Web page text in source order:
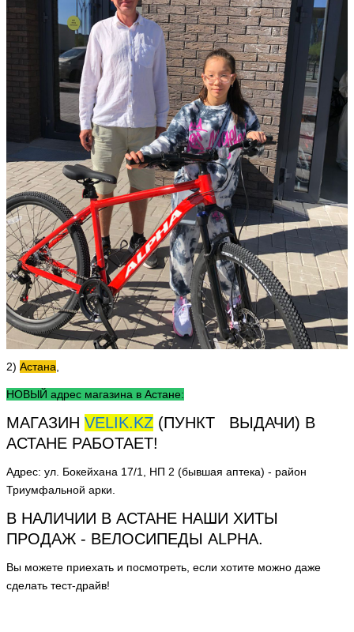
2) Астана
НОВЫЙ адрес магазина в Астане:
МАГАЗИН VELIK.KZ (ПУНКТ ВЫДАЧИ) В
АСТАНЕ РАБОТАЕТ!
Адрес: ул. Бокейхана 17/1, НП 2 (бывшая аптека) - район
Триумфальной арки.
В НАЛИЧИИ В АСТАНЕ НАШИ ХИТЫ
ПРОДАЖ - ВЕЛОСИПЕДЫ ALPHA.
Вы можете приехать и посмотреть, если хотите можно даже
сделать тест-драйв!